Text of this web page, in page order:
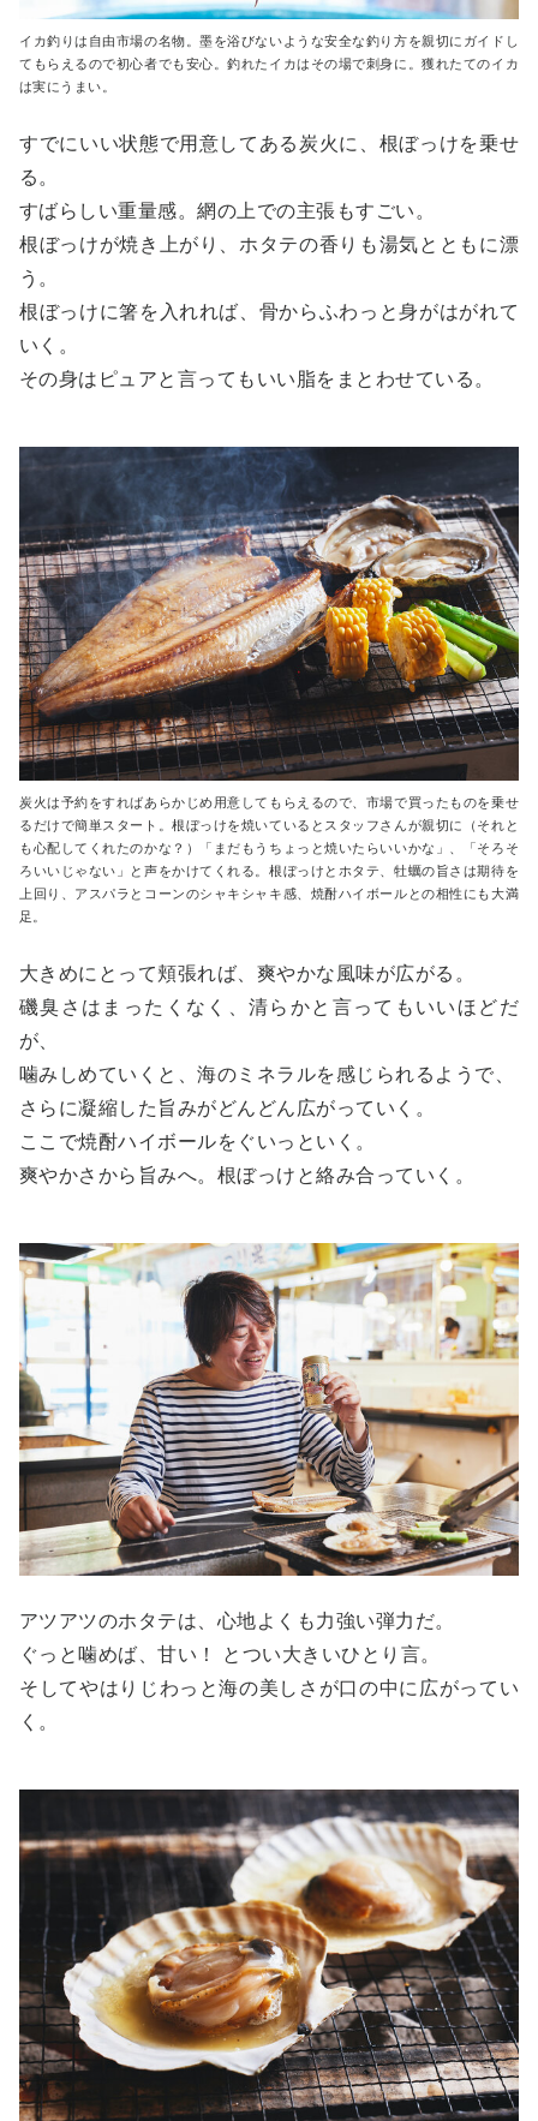
イカ釣りは自由市場の名物。墨を浴びないような安全な釣り方を親切にガイドし
てもらえるので初心者でも安心。釣れたイカはその場で刺身に。獲れたてのイカ
は実にうまい。
すでにいい状態で用意してある炭火に、根ぼっけを乗せ
る。
すばらしい重量感。網の上での主張もすごい。
根ぼっけが焼き上がり、ホタテの香りも湯気とともに漂
う。
根ぼっけに箸を入れれば、骨からふわっと身がはがれて
いく。
その身はピュアと言ってもいい脂をまとわせている。
炭火は予約をすればあらかじめ用意してもらえるので、市場で買ったものを乗せ
るだけで簡単スタート。根ぼっけを焼いているとスタッフさんが親切に（それと
も心配してくれたのかな？）「まだもうちょっと焼いたらいいかな」、「そろそ
ろいいじゃない」と声をかけてくれる。根ぼっけとホタテ、牡蠣の旨さは期待を
上回り、アスパラとコーンのシャキシャキ感、焼酎ハイボールとの相性にも大満
足。
大きめにとって頬張れば、爽やかな風味が広がる。
磯臭さはまったくなく、清らかと言ってもいいほどだ
が、
噛みしめていくと、海のミネラルを感じられるようで、
さらに凝縮した旨みがどんどん広がっていく。
ここで焼酎ハイボールをぐいっといく。
爽やかさから旨みへ。根ぼっけと絡み合っていく。
アツアツのホタテは、心地よくも力強い弾力だ。
ぐっと噛めば、甘い！ とつい大きいひとり言。
そしてやはりじわっと海の美しさが口の中に広がってい
く。